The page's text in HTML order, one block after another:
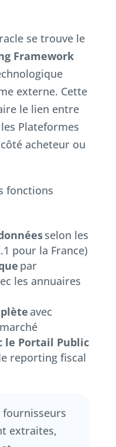
se trouve le
Framework
externe. Cette
le lien entre
Plateformes
acheteur ou
fonctions
selon les
pour la France)
par
les annuaires
avec
le Portail Public
reporting fiscal
fournisseurs
extraites,